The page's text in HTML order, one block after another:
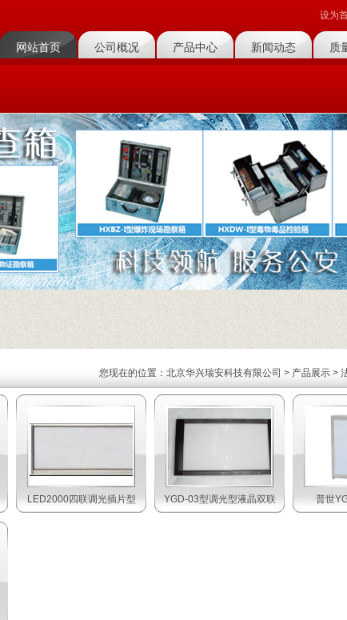
设为
网站首页 公司概况 产品中心 新闻动态 质
您现在的位置： 北京华兴瑞安科技有限公司 > 产品展示 >
LED2000四联调光插片型 YGD-03型调光型液晶双联 普世